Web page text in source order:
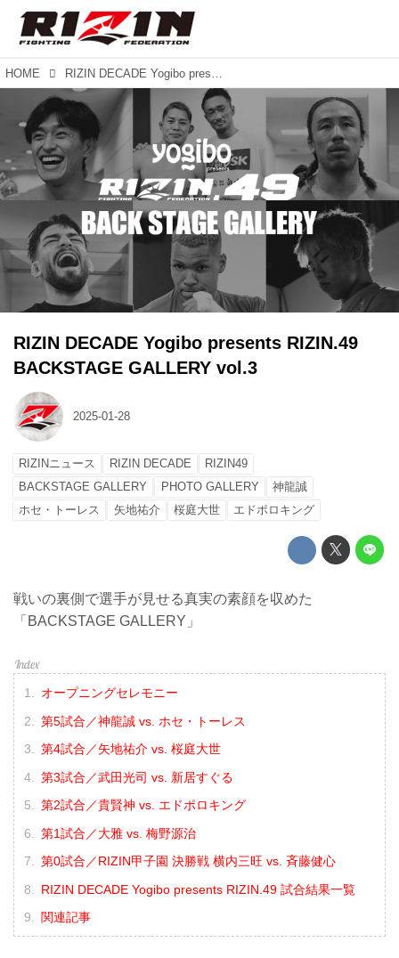
HOME RIZIN DECADE Yogibo presents RIZIN.49 BACKSTAGE GALLERY vol.3
RIZIN DECADE Yogibo presents RIZIN.49
BACKSTAGE GALLERY vol.3
2025-01-28
RIZINニュース RIZIN DECADE
RIZIN49
BACKSTAGE GALLERY
PHOTO GALLERY
神龍誠
ホセ・トーレス
矢地祐介 桜庭大世 エドポロキング
戦いの裏側で選手が見せる真実の素顔を収めた
「BACKSTAGE GALLERY」
オープニングセレモニー
第5試合／神龍誠 vs. ホセ・トーレス
第4試合／矢地祐介 vs. 桜庭大世
第3試合／武田光司 vs. 新居すぐる
第2試合／貴賢神 vs. エドポロキング
第1試合／大雅 vs. 梅野源治
第0試合／RIZIN甲子園 決勝戦 横内三旺 vs. ⻫藤健心
RIZIN DECADE Yogibo presents RIZIN.49 試合結果一覧
関連記事